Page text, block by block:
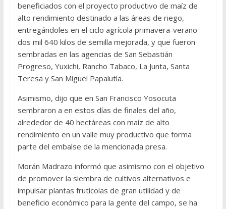
beneficiados con el proyecto productivo de maíz de
alto rendimiento destinado a las áreas de riego,
entregándoles en el ciclo agrícola primavera-verano
dos mil 640 kilos de semilla mejorada, y que fueron
sembradas en las agencias de San Sebastián
Progreso, Yuxichi, Rancho Tabaco, La Junta, Santa
Teresa y San Miguel Papalutla.
Asimismo, dijo que en San Francisco Yosocuta
sembraron a en estos días de finales del año,
alrededor de 40 hectáreas con maíz de alto
rendimiento en un valle muy productivo que forma
parte del embalse de la mencionada presa.
Morán Madrazo informó que asimismo con el objetivo
de promover la siembra de cultivos alternativos e
impulsar plantas frutícolas de gran utilidad y de
beneficio económico para la gente del campo, se ha